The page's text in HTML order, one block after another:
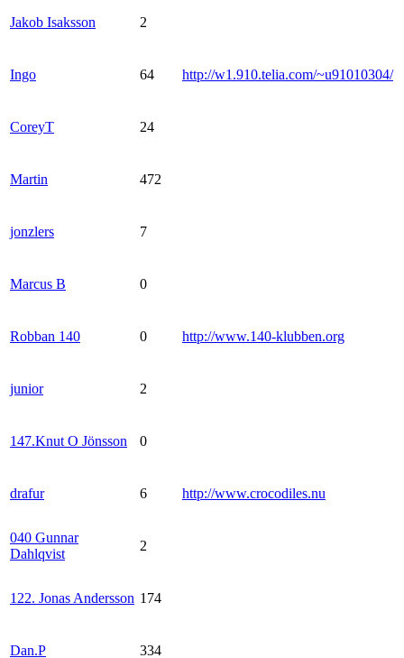
Jakob Isaksson 2
Ingo 64 http://w1.910.telia.com/~u91010304/
CoreyT 24
Martin 472
jonzlers 7
Marcus B 0
Robban 140 0 http://www.140-klubben.org
junior 2
147.Knut O Jönsson 0
drafur 6 http://www.crocodiles.nu
040 Gunnar
Dahlqvist
2
122. Jonas Andersson 174
Dan.P 334